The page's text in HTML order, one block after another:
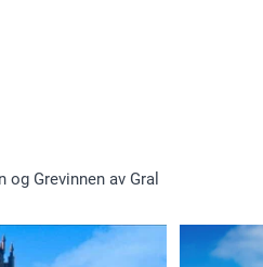
og Grevinnen av Gral